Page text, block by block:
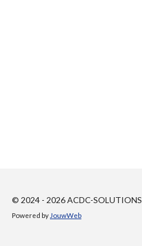
© 2024 - 2026 ACDC-SOLUTIONS
Powered by JouwWeb